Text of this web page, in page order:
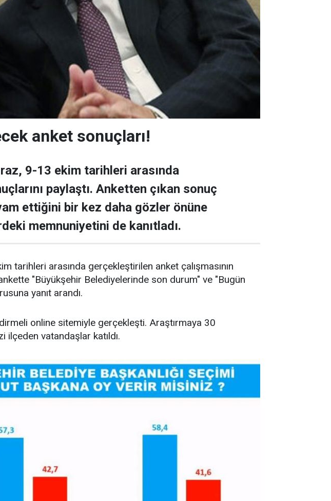
anket sonuçları!
9-13 ekim tarihleri arasında
paylaştı. Anketten çıkan sonuç
ettiğini bir kez daha gözler önüne
memnuniyetini de kanıtladı.
tarihleri arasında gerçekleştirilen anket çalışmasının
"Büyükşehir Belediyelerinde son durum" ve "Bugün
yanıt arandı.
online sitemiyle gerçekleşti. Araştırmaya 30
ilçeden vatandaşlar katıldı.